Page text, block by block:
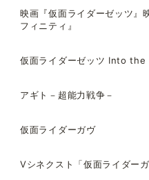
映画『仮面ライダーゼッツ』
フィニティ』
仮面ライダーゼッツ Into the
アギト－超能力戦争－
仮面ライダーガヴ
Vシネクスト「仮面ライダー